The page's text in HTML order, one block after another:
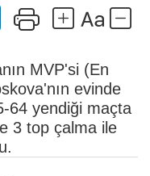
MVP'si (En
evinde
64 yendiği maçta
3 top çalma ile